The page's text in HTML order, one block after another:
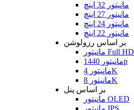
مانیتور 32 اینچ
مانیتور 27 اینچ
مانیتور 24 اینچ
مانیتور 22 اینچ
بر اساس رزولوشن
مانیتور Full HD
مانیتور 1440p
مانیتور 4K
مانیتور 8K
بر اساس پنل
مانیتور OLED
مانیتور IPS